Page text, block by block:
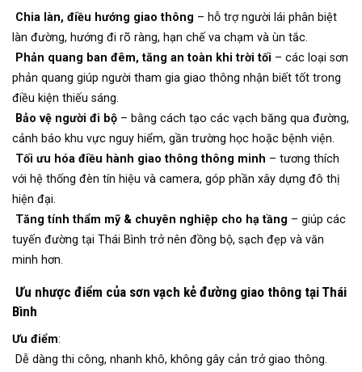
Chia làn, điều hướng giao thông – hỗ trợ người lái phân biệt
làn đường, hướng đi rõ ràng, hạn chế va chạm và ùn tắc.
Phản quang ban đêm, tăng an toàn khi trời tối – các loại sơn
phản quang giúp người tham gia giao thông nhận biết tốt trong
điều kiện thiếu sáng.
Bảo vệ người đi bộ – bằng cách tạo các vạch băng qua đường,
cảnh báo khu vực nguy hiểm, gần trường học hoặc bệnh viện.
Tối ưu hóa điều hành giao thông thông minh – tương thích
với hệ thống đèn tín hiệu và camera, góp phần xây dựng đô thị
hiện đại.
Tăng tính thẩm mỹ & chuyên nghiệp cho hạ tầng – giúp các
tuyến đường tại Thái Bình trở nên đồng bộ, sạch đẹp và văn
minh hơn.
Ưu nhược điểm của sơn vạch kẻ đường giao thông tại Thái
Bình
Ưu điểm:
Dễ dàng thi công, nhanh khô, không gây cản trở giao thông.